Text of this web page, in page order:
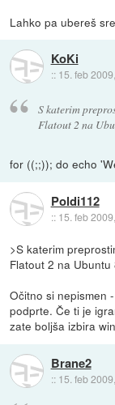
Lahko pa ubereš
KoKi
:: 15. feb
S katerim
Flatout 2 na
for ((;;)); do echo
Poldi112
:: 15. feb
>S katerim
Flatout 2 na Ubuntu
Očitno si nepismen
podprte. Če ti je
zate boljša izbira
Brane2
:: 15. feb